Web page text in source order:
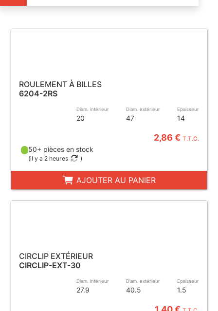
ROULEMENT À BILLES
6204-2RS
Diam. intérieur
20
Diam. extérieur
47
Epaisseur
14
2,86 €T.T.C.
50+ pièces en stock
(il y a 2 heures )
AJOUTER AU PANIER
CIRCLIP EXTÉRIEUR
CIRCLIP-EXT-30
Diam. intérieur
27.9
Diam. extérieur
40.5
Epaisseur
1.5